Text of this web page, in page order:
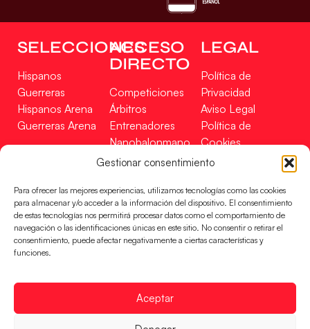
Gestionar consentimiento
Para ofrecer las mejores experiencias, utilizamos tecnologías como las cookies
para almacenar y/o acceder a la información del dispositivo. El consentimiento
de estas tecnologías nos permitirá procesar datos como el comportamiento de
navegación o las identificaciones únicas en este sitio. No consentir o retirar el
consentimiento, puede afectar negativamente a ciertas características y
funciones.
Aceptar
SELECCIONES
Hispanos
Guerreras
Hispanos Arena
Guerreras Arena
ACCESO
DIRECTO
Competiciones
Árbitros
Entrenadores
Nanobalonmano
Tienda
LEGAL
Política de
Privacidad
Aviso Legal
Política de
Cookies
Mapa Web
Incidencias
CONTACTO
EN
FINANCIADO
RFEBM © 2024. Todos los derechos reservados –